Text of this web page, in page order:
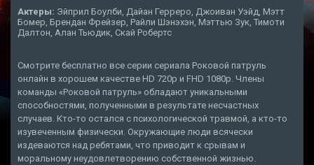
Актеры: Эйприл Боулби, Дайан Герреро, Джоиван Уэйд, Мэтт
Бомер, Брендан Фрейзер, Райли Шэнэхэн, Мэттью Зук, Тимоти
Далтон, Алан Тьюдик, Скай Робертс
Смотрите бесплатно все серии сериала Роковой патруль
онлайн в хорошем качестве HD 720p и FHD 1080p. Члены
команды «Роковой патруль» обладают уникальными
способностями, полученными в результате несчастных
случаев. Кто-то остался с психологической травмой, а кто-то
изувеченным физически. Окружающие люди всячески
издеваются над ребятами, что приводит к срывам и
моральному неудовлетворению собственной жизнью.